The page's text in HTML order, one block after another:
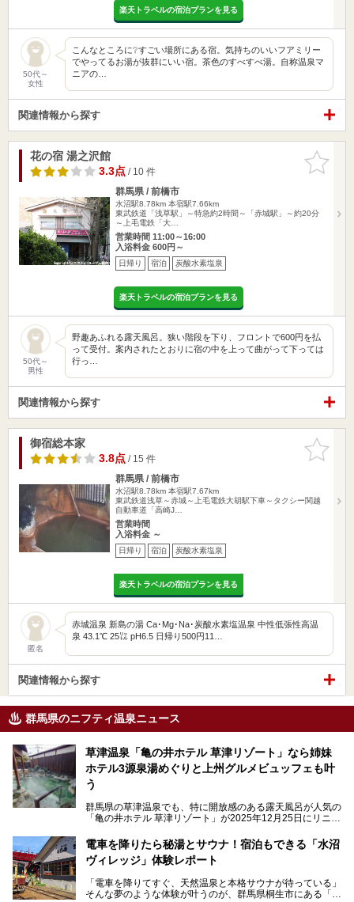
楽天トラベルの宿泊プランを見る
50代～
女性
こんなところに❔すごい場所にある宿。気持ちのいいフアミリー
でやってるお湯が抜群にいい宿。茶色のすべすべ湯。自称温泉マ
ニアの…
関連情報から探す
お気に入
りに追加
花の宿 湯之沢館
3.3点/ 10 件
群馬県 / 前橋市
水沼駅8.78km 本宿駅7.66km
東武鉄道「浅草駅」～特急約2時間～「赤城駅」～約20分
～上毛電鉄「大…
営業時間 11:00～16:00
入浴料金 600円～
日帰り 宿泊 炭酸水素塩泉
楽天トラベルの宿泊プランを見る
50代～
男性
野趣あふれる露天風呂。狭い階段を下り、フロントで600円を払
って受付。案内されたとおりに宿の中を上って曲がって下っては
行っ…
関連情報から探す
お気に入
りに追加
御宿総本家
3.8点/ 15 件
群馬県 / 前橋市
水沼駅8.78km 本宿駅7.67km
東武鉄道浅草～赤城～上毛電鉄大胡駅下車～タクシー関越
自動車道「高崎J…
営業時間
入浴料金 ～
日帰り 宿泊 炭酸水素塩泉
楽天トラベルの宿泊プランを見る
匿名
赤城温泉 新島の湯 Ca･Mg･Na･炭酸水素塩温泉 中性低張性高温
泉 43.1℃ 25㍑ pH6.5 日帰り500円11…
関連情報から探す
群馬県のニフティ温泉ニュース
草津温泉「亀の井ホテル 草津リゾート」なら姉妹
ホテル3源泉湯めぐりと上州グルメビュッフェも叶
う
群馬県の草津温泉でも、特に開放感のある露天風呂が人気の
「亀の井ホテル 草津リゾート」が2025年12月25日にリニュ
ロビーや客室が綺麗になって、上州グルメにこだわったビュ
ッフェも人気！アクセスはシャトルバスで楽々、さらに草津
温泉にある姉妹ホテルの「草津温泉 大東舘」「亀の井ホテ
今回はそんな「亀の井ホテル 草津リゾート」を徹底レポー
電車を降りたら秘湯とサウナ！宿泊もできる「水沼
ヴィレッジ」体験レポート
「電車を降りてすぐ、天然温泉と本格サウナが待っている」
そんな夢のような体験が叶うのが、群馬県桐生市にある「駅